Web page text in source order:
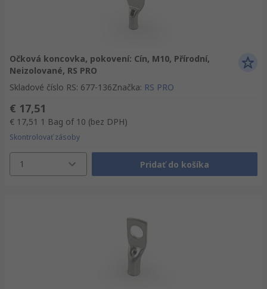
Očková koncovka, pokovení: Cín, M10, Přírodní,
Neizolované, RS PRO
Skladové číslo RS: 677-136Značka: RS PRO
€ 17,51
€ 17,51 1 Bag of 10 (bez DPH)
Skontrolovať zásoby
1 Pridať do košíka